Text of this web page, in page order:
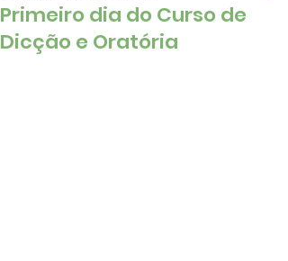
Primeiro dia do Curso de
Dicção e Oratória